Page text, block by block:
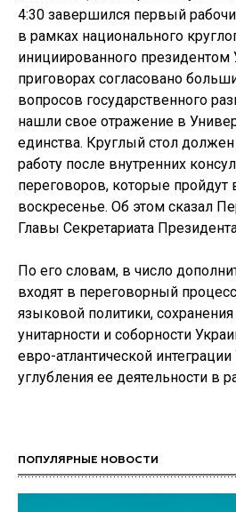
4:30 завершился первый
в рамках национального
инициированного президентом
приговорах согласовано
вопросов государственного
нашли свое отражение в
единства. Круглый стол
работу после внутренних
переговоров, которые пройдут
воскресенье. Об этом сказал
Главы Секретариата
По его словам, в число
входят в переговорный
языковой политики, сохранения
унитарности и соборности
евро-атлантической
углубления ее деятельности в
ПОПУЛЯРНЫЕ НОВОСТИ